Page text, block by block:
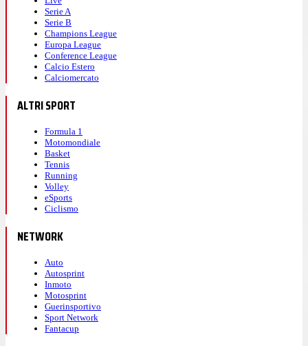
Serie A
Serie B
Champions League
Europa League
Conference League
Calcio Estero
Calciomercato
ALTRI SPORT
Formula 1
Motomondiale
Basket
Tennis
Running
Volley
eSports
Ciclismo
NETWORK
Auto
Autosprint
Inmoto
Motosprint
Guerinsportivo
Sport Network
Fantacup